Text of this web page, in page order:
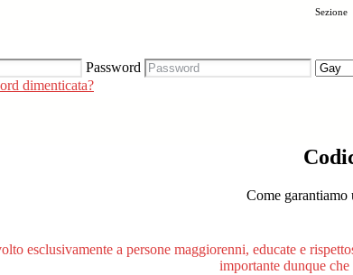
Password
Sezione
dimenticata?
Come
esclusivamente a persone maggiorenni, educate e
importante dunque